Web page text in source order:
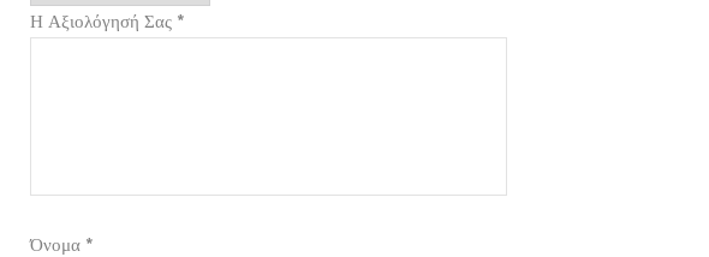
Η Αξιολόγησή Σας *
Όνομα *